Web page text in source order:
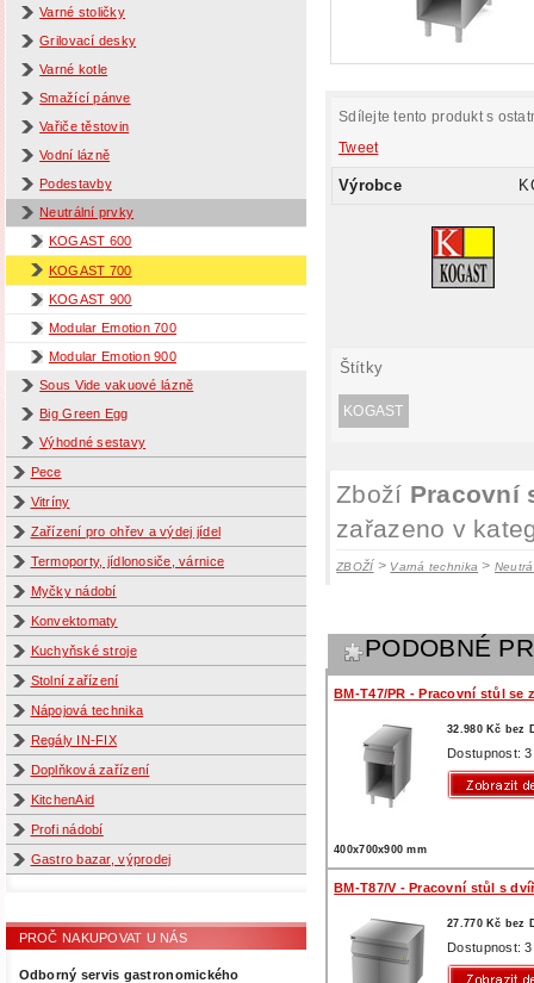
Varné stoličky
Grilovací desky
Varné kotle
Smažící pánve
Vařiče těstovin
Vodní lázně
Podestavby
Neutrální prvky
KOGAST 600
KOGAST 700
KOGAST 900
Modular Emotion 700
Modular Emotion 900
Sous Vide vakuové lázně
Big Green Egg
Výhodné sestavy
Pece
Vitríny
Zařízení pro ohřev a výdej jídel
Termoporty, jídlonosiče, várnice
Myčky nádobí
Konvektomaty
Kuchyňské stroje
Stolní zařízení
Nápojová technika
Regály IN-FIX
Doplňková zařízení
KitchenAid
Profi nádobí
Gastro bazar, výprodej
PROČ NAKUPOVAT U NÁS
Odborný servis gastronomického
Sdílejte tento produkt s
Tweet
Výrobce
Štítky
KOGAST
Zboží Pracovní
zařazeno v
ZBOŽÍ > Varná technika >
PODOBNÉ
BM-T47/PR - Pracovní stůl se
32.980 Kč bez
Dostupnost:
400x700x900 mm
BM-T87/V - Pracovní stůl s
27.770 Kč bez
Dostupnost: